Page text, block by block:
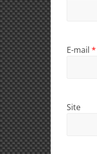
E-mail *
Site